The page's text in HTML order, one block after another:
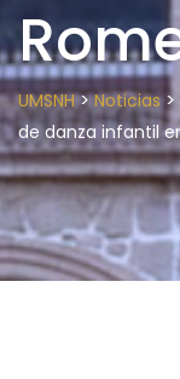
UMSNH>Noticias>
de danza infantil